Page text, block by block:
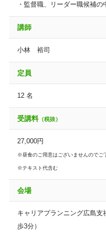
・監督職、リーダー職候補の
講師
小林 裕司
定員
12 名
受講料（税抜）
27,000円
※昼食のご用意はございませんのでご
※テキスト代含む
会場
キャリアプランニング広島
歩3分）